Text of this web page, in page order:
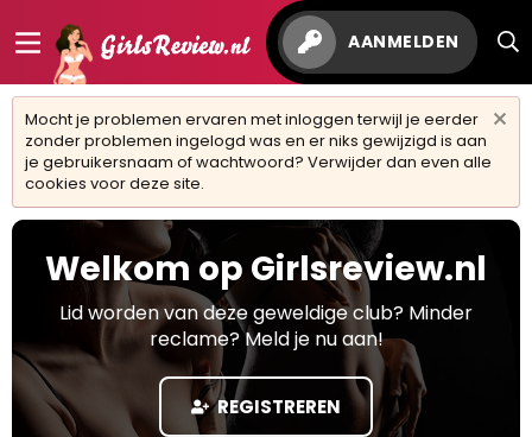
AANMELDEN
Mocht je problemen ervaren met inloggen terwijl je eerder
zonder problemen ingelogd was en er niks gewijzigd is aan
je gebruikersnaam of wachtwoord? Verwijder dan even alle
cookies voor deze site.
Welkom op Girlsreview.nl
Lid worden van deze geweldige club? Minder
reclame? Meld je nu aan!
REGISTREREN